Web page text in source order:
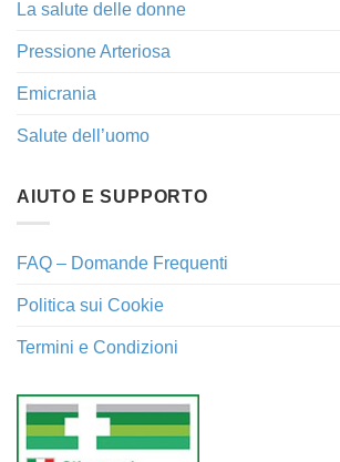
La salute delle donne
Pressione Arteriosa
Emicrania
Salute dell’uomo
AIUTO E SUPPORTO
FAQ – Domande Frequenti
Politica sui Cookie
Termini e Condizioni